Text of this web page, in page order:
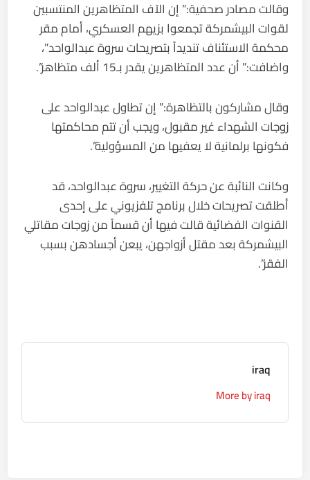
وقالت مصادر صحفية:” إن الآف المتظاهرين المنتسبين
لقوات البيشمركة تجمعوا بزيهم العسكري، أمام مقر
محكمة الاستئناف تنديداً بتصريحات سروة عبدالواحد”،
واضافت:” أن عدد المتظاهرين يقدر بـ15 ألف متظاهر”.
وقال مشاركون بالتظاهرة:” إن تطاول عبدالواحد على
زوجات الشهداء غير مقبول، ويجب أن تتم محاكمتها
فكونها برلمانية لا يعفيها من المسؤولية”.
وكانت النائبة عن حركة التغيير، سروة عبدالواحد، قد
أطلقت تصريحات خلال برنامج تلفزيوني على إحدى
القنوات الفضائية قالت فيها أن قسماً من زوجات مقاتلي
البيشمركة بعد مقتل أزواجهن، يبعن أجسادهن بسبب
الفقر”.
iraq
More by iraq